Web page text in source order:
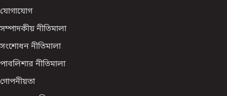
যোগাযোগ
সম্পাদকীয় নীতিমালা
সংশোধন নীতিমালা
পাবলিশার নীতিমালা
গোপনীয়তা